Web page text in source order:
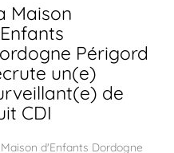
Maison
Périgord
un(e)
de
CDI
d'Enfants Dordogne